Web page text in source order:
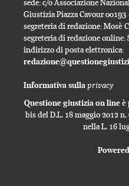
sede: c/o Associazione
Giustizia Piazza Cavour 00193
segreteria di redazione: Mosè
segreteria di redazione online:
indirizzo di posta elettronica:
Informativa sullaprivacy
Questione giustizia on lineè
bis del D.L. 18 maggio 2012
nella L. 16